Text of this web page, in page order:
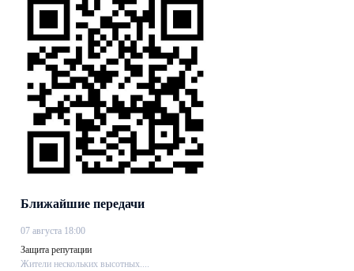
Ближайшие передачи
07 августа 18:00
Защита репутации
Жители нескольких высотных....